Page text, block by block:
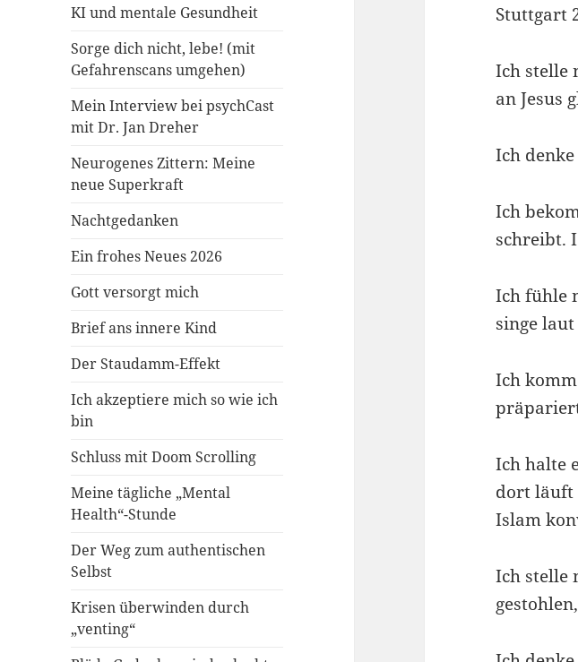
KI und mentale Gesundheit
Sorge dich nicht, lebe! (mit
Gefahrenscans umgehen)
Mein Interview bei psychCast
mit Dr. Jan Dreher
Neurogenes Zittern: Meine
neue Superkraft
Nachtgedanken
Ein frohes Neues 2026
Gott versorgt mich
Brief ans innere Kind
Der Staudamm-Effekt
Ich akzeptiere mich so wie ich
bin
Schluss mit Doom Scrolling
Meine tägliche „Mental
Health“-Stunde
Der Weg zum authentischen
Selbst
Krisen überwinden durch
„venting“
Stuttgart
Ich stelle
an Jesus
Ich
Ich
schreibt.
Ich fühle
singe
Ich
Ich halte
dort läuft
Islam
Ich stelle